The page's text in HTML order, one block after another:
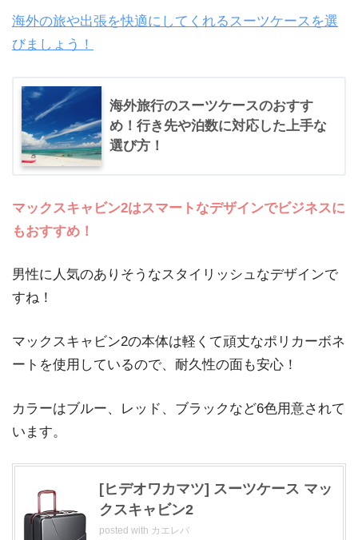
海外の旅や出張を快適にしてくれるスーツケースを選
びましょう！
海外旅行のスーツケースのおすす
め！行き先や泊数に対応した上手な
選び方！
マックスキャビン2はスマートなデザインでビジネスに
もおすすめ！
男性に人気のありそうなスタイリッシュなデザインで
すね！
マックスキャビン2の本体は軽くて頑丈なポリカーボネ
ートを使用しているので、耐久性の面も安心！
カラーはブルー、レッド、ブラックなど6色用意されて
います。
[ヒデオワカマツ] スーツケース マッ
クスキャビン2
posted with カエレバ